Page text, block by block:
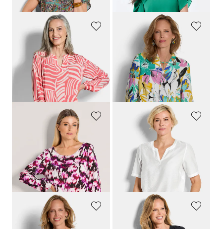
+ 2
Lichte blouse van pure viscose
59,95 €69,95 €
Blouse met ruchekraag
49,95 €89,95 €
Laagste prijs van de afgelopen 30
dagen**: 59,95 € (-16%)
Viscose-blouse met boothals
89,95 €
Laagste prijs van de afgelopen 30
dagen**: 24,95 € (-20%)
59,95 €69,95 €
GOLDNER
GOLDNER